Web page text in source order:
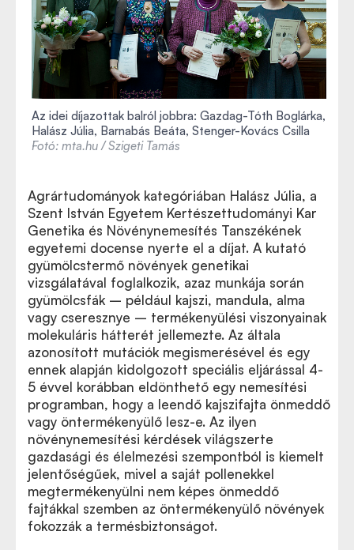
Az idei díjazottak balról jobbra: Gazdag-Tóth Boglárka,
Halász Júlia, Barnabás Beáta, Stenger-Kovács Csilla
Fotó: mta.hu / Szigeti Tamás
Agrártudományok kategóriában Halász Júlia, a
Szent István Egyetem Kertészettudományi Kar
Genetika és Növénynemesítés Tanszékének
egyetemi docense nyerte el a díjat. A kutató
gyümölcstermő növények genetikai
vizsgálatával foglalkozik, azaz munkája során
gyümölcsfák – például kajszi, mandula, alma
vagy cseresznye – termékenyülési viszonyainak
molekuláris hátterét jellemezte. Az általa
azonosított mutációk megismerésével és egy
ennek alapján kidolgozott speciális eljárással 4-
5 évvel korábban eldönthető egy nemesítési
programban, hogy a leendő kajszifajta önmeddő
vagy öntermékenyülő lesz-e. Az ilyen
növénynemesítési kérdések világszerte
gazdasági és élelmezési szempontból is kiemelt
jelentőségűek, mivel a saját pollenekkel
megtermékenyülni nem képes önmeddő
fajtákkal szemben az öntermékenyülő növények
fokozzák a termésbiztonságot.